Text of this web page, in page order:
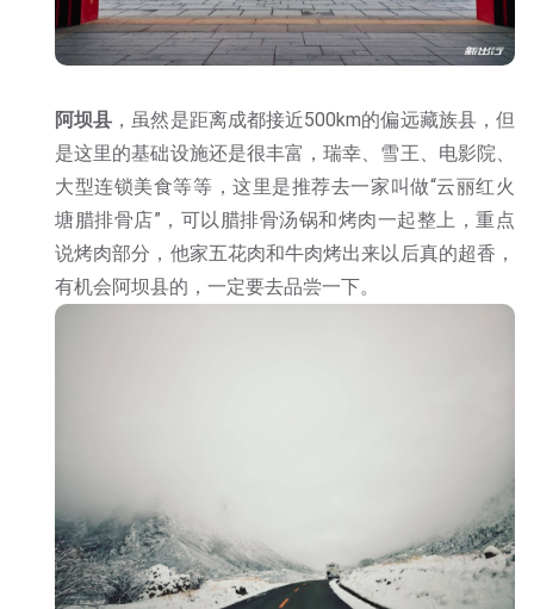
阿坝县 ，虽然是距离成都接近500km的偏远藏族县，但
是这里的基础设施还是很丰富，瑞幸、雪王、电影院、
大型连锁美食等等，这里是推荐去一家叫做“云丽红火
塘腊排骨店”，可以腊排骨汤锅和烤肉一起整上，重点
说烤肉部分，他家五花肉和牛肉烤出来以后真的超香，
有机会阿坝县的，一定要去品尝一下。